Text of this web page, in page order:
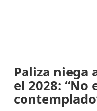
Paliza niega
el 2028: “No